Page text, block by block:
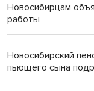
Новосибирцам
работы
Новосибирский
пьющего сына